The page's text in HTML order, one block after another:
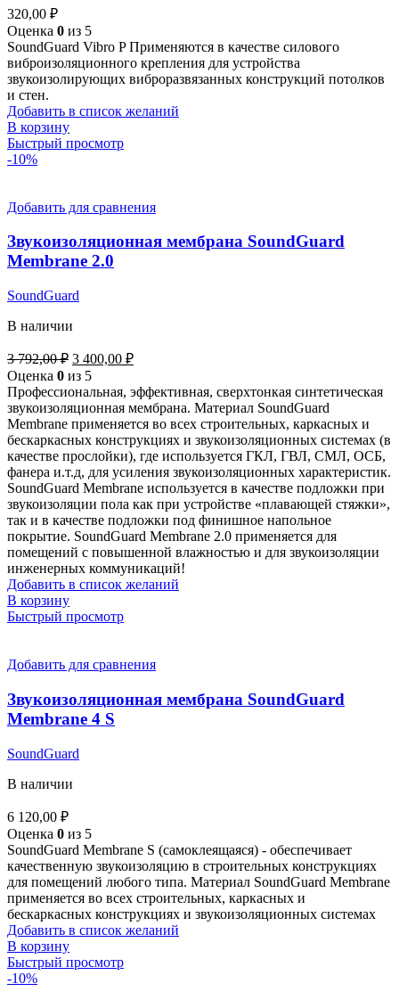
320,00 ₽
Оценка 0 из 5
SoundGuard Vibro P Применяются в качестве силового
виброизоляционного крепления для устройства
звукоизолирующих виброразвязанных конструкций потолков
и стен.
Добавить в список желаний
В корзину
Быстрый просмотр
-10%
Добавить для сравнения
Звукоизоляционная мембрана SoundGuard
Membrane 2.0
SoundGuard
В наличии
3 792,00₽ 3 400,00 ₽
Оценка 0 из 5
Профессиональная, эффективная, сверхтонкая синтетическая
звукоизоляционная мембрана. Материал SoundGuard
Membrane применяется во всех строительных, каркасных и
бескаркасных конструкциях и звукоизоляционных системах (в
качестве прослойки), где используется ГКЛ, ГВЛ, СМЛ, ОСБ,
фанера и.т.д, для усиления звукоизоляционных характеристик.
SoundGuard Membrane используется в качестве подложки при
звукоизоляции пола как при устройстве «плавающей стяжки»,
так и в качестве подложки под финишное напольное
покрытие. SoundGuard Membrane 2.0 применяется для
помещений с повышенной влажностью и для звукоизоляции
инженерных коммуникаций!
Добавить в список желаний
В корзину
Быстрый просмотр
Добавить для сравнения
Звукоизоляционная мембрана SoundGuard
Membrane 4 S
SoundGuard
В наличии
6 120,00 ₽
Оценка 0 из 5
SoundGuard Membrane S (самоклеящаяся) - обеспечивает
качественную звукоизоляцию в строительных конструкциях
для помещений любого типа. Материал SoundGuard Membrane
применяется во всех строительных, каркасных и
бескаркасных конструкциях и звукоизоляционных системах
Добавить в список желаний
В корзину
Быстрый просмотр
-10%